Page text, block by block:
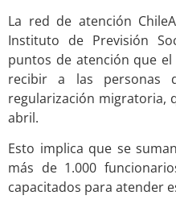
La red de atención
Instituto de Previsión
puntos de atención que
recibir a las personas
regularización migratoria,
abril.
Esto implica que se
más de 1.000
capacitados para atender